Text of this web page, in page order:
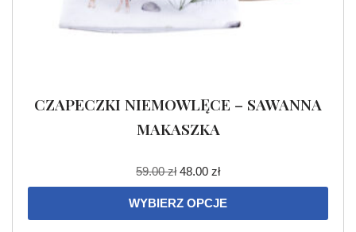
CZAPECZKI NIEMOWLĘCE – SAWANNA
MAKASZKA
59.00zł 48.00 zł
WYBIERZ OPCJE